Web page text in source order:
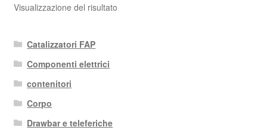
Visualizzazione del risultato
Catalizzatori FAP
Componenti elettrici
contenitori
Corpo
Drawbar e teleferiche